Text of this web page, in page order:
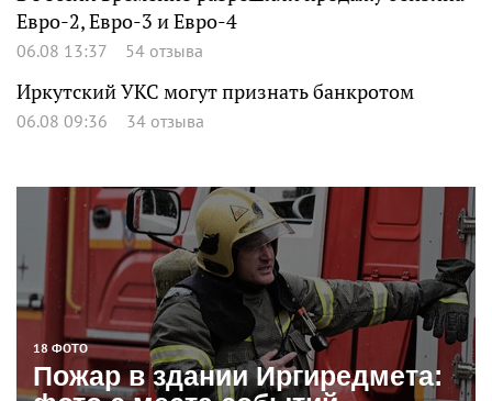
Евро-2, Евро-3 и Евро-4
06.08 13:37 54 отзыва
Иркутский УКС могут признать банкротом
06.08 09:36 34 отзыва
18 ФОТО
Пожар в здании Иргиредмета: